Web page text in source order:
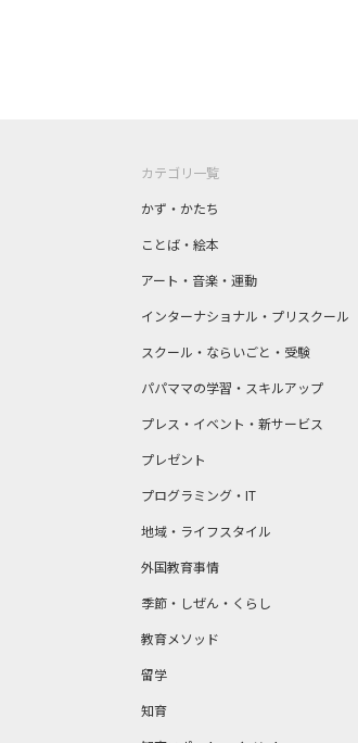
カテゴリ一覧
かず・かたち
ことば・絵本
アート・音楽・運動
インターナショナル・プリスクール
スクール・ならいごと・受験
パパママの学習・スキルアップ
プレス・イベント・新サービス
プレゼント
プログラミング・IT
地域・ライフスタイル
外国教育事情
季節・しぜん・くらし
教育メソッド
留学
知育